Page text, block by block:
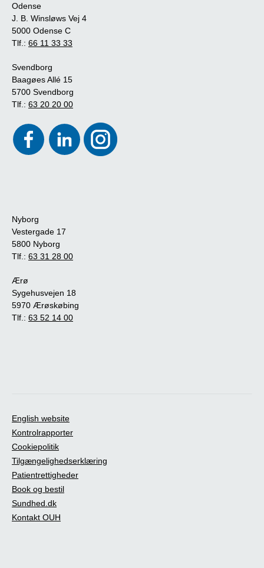
Odense
J. B. Winsløws Vej 4
5000 Odense C
Tlf.: 66 11 33 33
Svendborg
Baagøes Allé 15
5700 Svendborg
Tlf.: 63 20 20 00
Nyborg
Vestergade 17
5800 Nyborg
Tlf.: 63 31 28 00
Ærø
Sygehusvejen 18
5970 Ærøskøbing
Tlf.: 63 52 14 00
English website
Kontrolrapporter
Cookiepolitik
Tilgængelighedserklæring
Patientrettigheder
Book og bestil
Sundhed.dk
Kontakt OUH